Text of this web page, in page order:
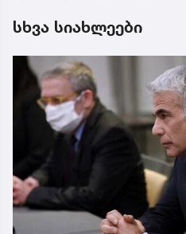
სხვა სიახლეები